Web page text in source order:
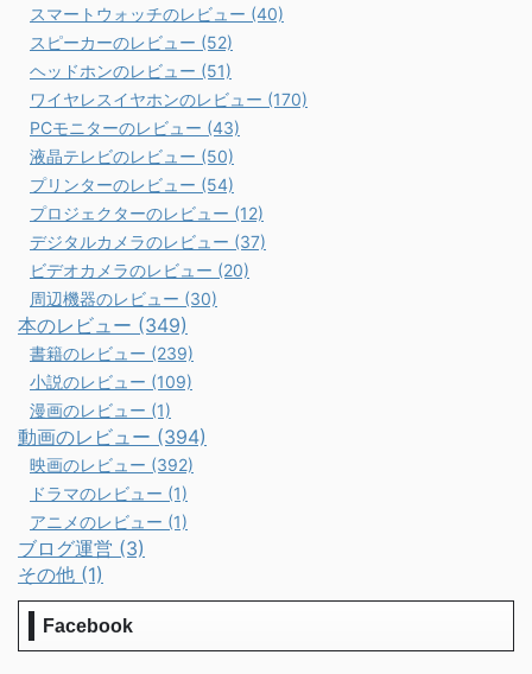
スマートウォッチのレビュー (40)
スピーカーのレビュー (52)
ヘッドホンのレビュー (51)
ワイヤレスイヤホンのレビュー (170)
PCモニターのレビュー (43)
液晶テレビのレビュー (50)
プリンターのレビュー (54)
プロジェクターのレビュー (12)
デジタルカメラのレビュー (37)
ビデオカメラのレビュー (20)
周辺機器のレビュー (30)
本のレビュー (349)
書籍のレビュー (239)
小説のレビュー (109)
漫画のレビュー (1)
動画のレビュー (394)
映画のレビュー (392)
ドラマのレビュー (1)
アニメのレビュー (1)
ブログ運営 (3)
その他 (1)
Facebook